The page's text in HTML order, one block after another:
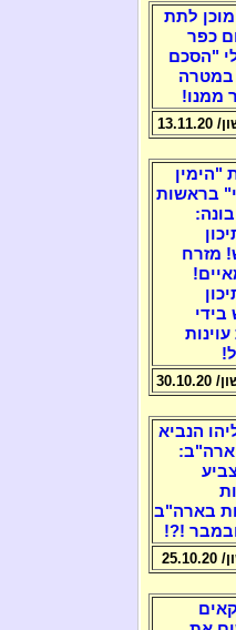
מוכן לתת
כפר
"הסכם
במטרה
ממנו!
"הימין
בראשות
מזרח
הנביא
ארה"ב:
בארה"ב